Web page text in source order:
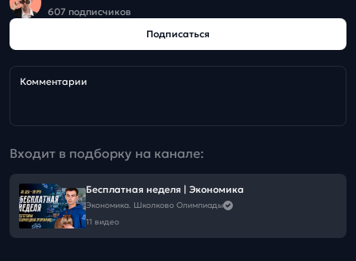
607 подписчиков
Подписаться
Комментарии
Входит в подборку на канале:
Бесплатная неделя | Экономика
Экономика. Школково Олимпиады
11 видео